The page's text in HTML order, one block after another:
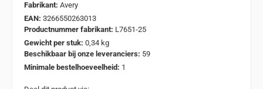
Fabrikant: Avery
EAN: 3266550263013
Productnummer fabrikant: L7651-25
Gewicht per stuk: 0,34 kg
Beschikbaar bij onze leveranciers: 59
Minimale bestelhoeveelheid: 1